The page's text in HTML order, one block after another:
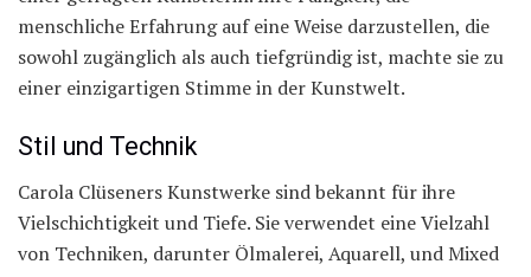
menschliche Erfahrung auf eine Weise darzustellen, die
sowohl zugänglich als auch tiefgründig ist, machte sie zu
einer einzigartigen Stimme in der Kunstwelt.
Stil und Technik
Carola Clüseners Kunstwerke sind bekannt für ihre
Vielschichtigkeit und Tiefe. Sie verwendet eine Vielzahl
von Techniken, darunter Ölmalerei, Aquarell, und Mixed